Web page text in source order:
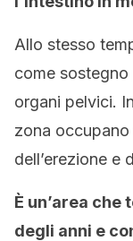
Allo stesso
come
organi pelvici.
zona
dell’erezione e
È un’area
degli anni e